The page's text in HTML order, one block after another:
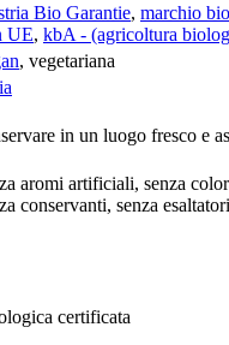
Bio Garantie, marchio
UE, kbA - (agricoltura
, vegetariana
in un luogo fresco e
aromi artificiali, senza
conservanti, senza
certificata